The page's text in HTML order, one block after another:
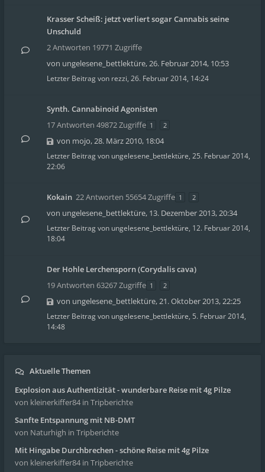
Krasser Scheiß: jetzt verliert sogar Cannabis seine
Unschuld
2 Antworten 19771 Zugriffe
von ungelesene_bettlektüre,26. Februar 2014, 10:53
Letzter Beitrag von rezzi, 26. Februar 2014, 14:24
Synth. Cannabinoid Agonisten
17 Antworten 49872 Zugriffe 1 2
von mojo,28. März 2010, 18:04
Letzter Beitrag von ungelesene_bettlektüre, 25. Februar 2014,
22:06
Kokain 22 Antworten 55654 Zugriffe 1 2
von ungelesene_bettlektüre, 13. Dezember 2013, 20:34
Letzter Beitrag von ungelesene_bettlektüre, 12. Februar 2014,
18:04
Der Hohle Lerchensporn (Corydalis cava)
19 Antworten 63267 Zugriffe 1 2
von ungelesene_bettlektüre,21. Oktober 2013, 22:25
Letzter Beitrag von ungelesene_bettlektüre, 5. Februar 2014,
14:48
Aktuelle Themen
Explosion aus Authentizität - wunderbare Reise mit 4g Pilze
von kleinerkiffer84 in Tripberichte
Sanfte Entspannung mit NB-DMT
von Naturhigh in Tripberichte
Mit Hingabe Durchbrechen - schöne Reise mit 4g Pilze
von kleinerkiffer84 in Tripberichte